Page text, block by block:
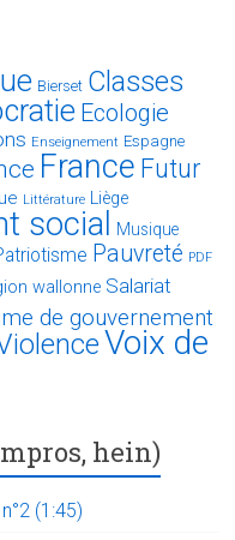
Bierset Classes
Ecologie
Enseignement Espagne
France Futur
Littérature Liège
social Musique
Pauvreté PDF
wallonne Salariat
de gouvernement
Voix de
hein)
(1:45)